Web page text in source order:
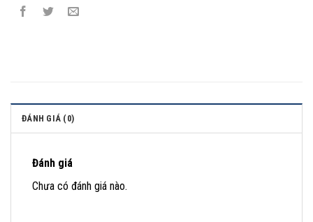
ĐÁNH GIÁ (0)
Đánh giá
Chưa có đánh giá nào.